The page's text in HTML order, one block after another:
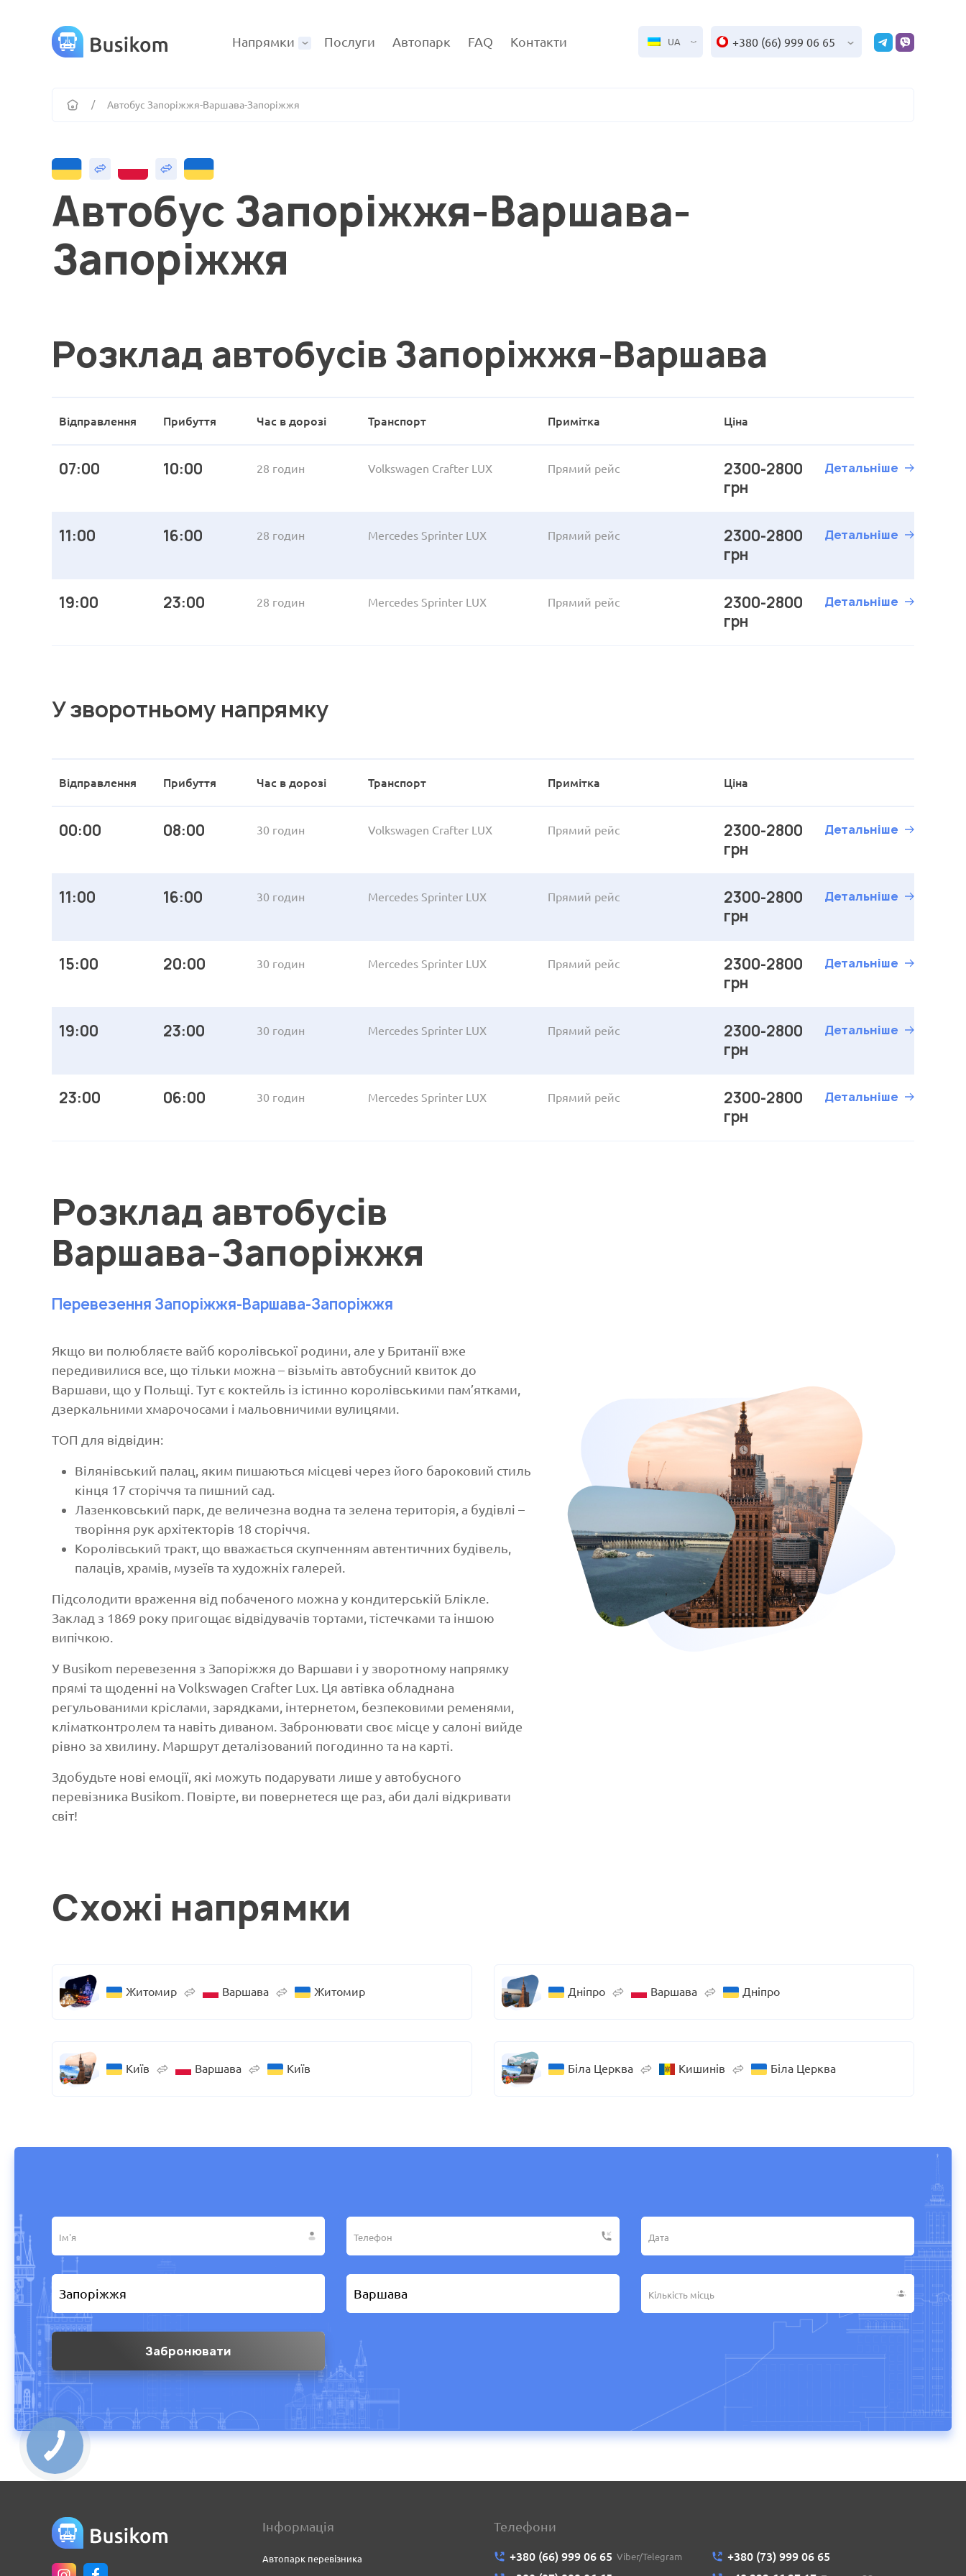
Напрямки Послуги Автопарк FAQ Контакти UA +380 (66) 999 06 65
Автобус Запоріжжя-Варшава-Запоріжжя
Автобус Запоріжжя-Варшава-
Запоріжжя
Розклад автобусів Запоріжжя-Варшава
Відправлення Прибуття Час в дорозі Транспорт Примітка Ціна
07:00 10:00 28 годин Volkswagen Crafter LUX Прямий рейс
2300-2800
грн
Детальніше
11:00 16:00 28 годин Mercedes Sprinter LUX Прямий рейс
2300-2800
грн
Детальніше
19:00 23:00 28 годин Mercedes Sprinter LUX Прямий рейс
2300-2800
грн
Детальніше
У зворотньому напрямку
Відправлення Прибуття Час в дорозі Транспорт Примітка Ціна
00:00 08:00 30 годин Volkswagen Crafter LUX Прямий рейс
2300-2800
грн
Детальніше
11:00 16:00 30 годин Mercedes Sprinter LUX Прямий рейс
2300-2800
грн
Детальніше
15:00 20:00 30 годин Mercedes Sprinter LUX Прямий рейс
2300-2800
грн
Детальніше
19:00 23:00 30 годин Mercedes Sprinter LUX Прямий рейс
2300-2800
грн
Детальніше
23:00 06:00 30 годин Mercedes Sprinter LUX Прямий рейс
2300-2800
грн
Детальніше
Розклад автобусів
Варшава-Запоріжжя
Перевезення Запоріжжя-Варшава-Запоріжжя
Якщо ви полюбляєте вайб королівської родини, але у Британії вже
передивилися все, що тільки можна – візьміть автобусний квиток до
Варшави, що у Польщі. Тут є коктейль із істинно королівськими пам’ятками,
дзеркальними хмарочосами і мальовничими вулицями.
ТОП для відвідин:
Вілянівський палац, яким пишаються місцеві через його бароковий стиль
кінця 17 сторіччя та пишний сад.
Лазенковський парк, де величезна водна та зелена територія, а будівлі –
творіння рук архітекторів 18 сторіччя.
Королівський тракт, що вважається скупченням автентичних будівель,
палаців, храмів, музеїв та художніх галерей.
Підсолодити враження від побаченого можна у кондитерській Блікле.
Заклад з 1869 року пригощає відвідувачів тортами, тістечками та іншою
випічкою.
У Busikom перевезення з Запоріжжя до Варшави і у зворотному напрямку
прямі та щоденні на Volkswagen Crafter Lux. Ця автівка обладнана
регульованими кріслами, зарядками, інтернетом, безпековими ременями,
кліматконтролем та навіть диваном. Забронювати своє місце у салоні вийде
рівно за хвилину. Маршрут деталізований погодинно та на карті.
Здобудьте нові емоції, які можуть подарувати лише у автобусного
перевізника Busikom. Повірте, ви повернетеся ще раз, аби далі відкривати
світ!
Схожі напрямки
Житомир Варшава Житомир Дніпро Варшава Дніпро
Київ Варшава Київ Біла Церква Кишинів Біла Церква
Інформація
Автопарк перевізника
Телефони
+380 (66) 999 06 65 Viber/Telegram
+380 (73) 999 06 65